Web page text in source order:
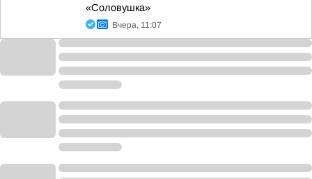
«Соловушка»
Вчера, 11:07